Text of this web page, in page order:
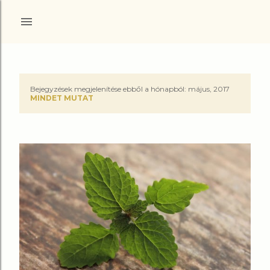
j
e
g
y
z
é
Bejegyzések megjelenítése ebből a hónapból: május, 2017
MINDET MUTAT